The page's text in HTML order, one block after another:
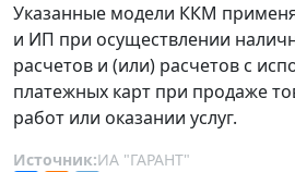
Указанные модели ККМ
и ИП при осуществлении
расчетов и (или) расчетов с
платежных карт при продаже
работ или оказании услуг.
Источник:ИА "ГАРАНТ"